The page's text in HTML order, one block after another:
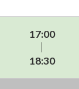
17:00
18:30